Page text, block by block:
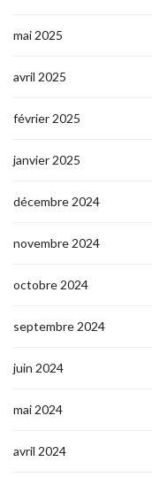
mai 2025
avril 2025
février 2025
janvier 2025
décembre 2024
novembre 2024
octobre 2024
septembre 2024
juin 2024
mai 2024
avril 2024